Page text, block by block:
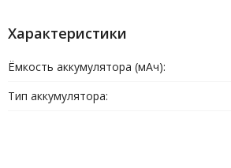
Характеристики
Ёмкость аккумулятора (мАч):
Тип аккумулятора: